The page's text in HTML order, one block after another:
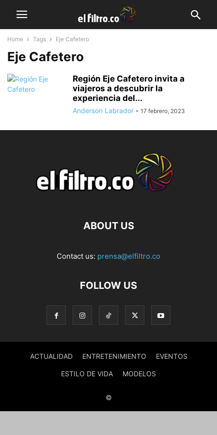
Home Tags Eje Cafetero
Eje Cafetero
Región Eje Cafetero invita a
viajeros a descubrir la
experiencia del...
Anderson Labrador - 17 febrero, 2023
ABOUT US
Contact us: prensa@elfiltro.co
FOLLOW US
ACTUALIDAD ENTRETENIMIENTO EVENTOS
ESTILO DE VIDA MODELOS
©